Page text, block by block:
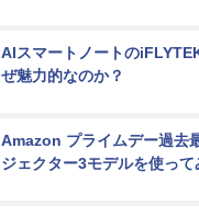
AIスマートノートの
ぜ魅力的なのか？
Amazon プライムデー過去
ジェクター3モデルを使って